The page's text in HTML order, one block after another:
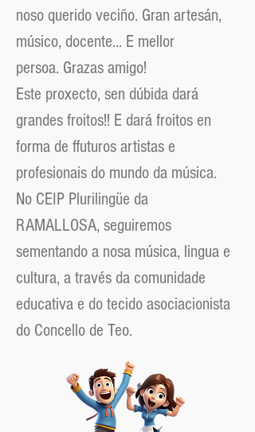
noso querido veciño. Gran artesán,
músico, docente... E mellor
persoa. Grazas amigo!
Este proxecto, sen dúbida dará
grandes froitos!! E dará froitos en
forma de ffuturos artistas e
profesionais do mundo da música.
No CEIP Plurilingüe da
RAMALLOSA, seguiremos
sementando a nosa música, lingua e
cultura, a través da comunidade
educativa e do tecido asociacionista
do Concello de Teo.